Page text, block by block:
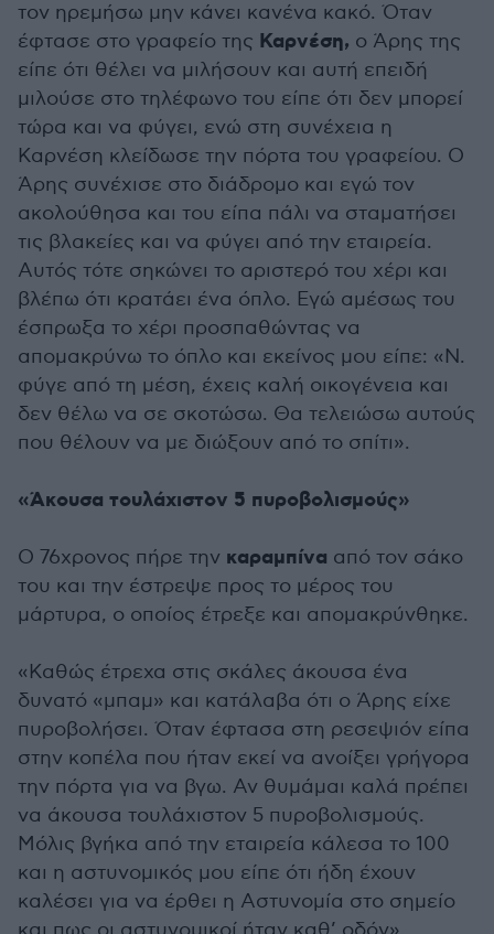
τον ηρεμήσω μην κάνει κανένα κακό. Όταν
έφτασε στο γραφείο της Καρνέση, ο Άρης της
είπε ότι θέλει να μιλήσουν και αυτή επειδή
μιλούσε στο τηλέφωνο του είπε ότι δεν μπορεί
τώρα και να φύγει, ενώ στη συνέχεια η
Καρνέση κλείδωσε την πόρτα του γραφείου. Ο
Άρης συνέχισε στο διάδρομο και εγώ τον
ακολούθησα και του είπα πάλι να σταματήσει
τις βλακείες και να φύγει από την εταιρεία.
Αυτός τότε σηκώνει το αριστερό του χέρι και
βλέπω ότι κρατάει ένα όπλο. Εγώ αμέσως του
έσπρωξα το χέρι προσπαθώντας να
απομακρύνω το όπλο και εκείνος μου είπε: «Ν.
φύγε από τη μέση, έχεις καλή οικογένεια και
δεν θέλω να σε σκοτώσω. Θα τελειώσω αυτούς
που θέλουν να με διώξουν από το σπίτι».
«Άκουσα τουλάχιστον 5 πυροβολισμούς»
Ο 76χρονος πήρε την καραμπίνα από τον σάκο
του και την έστρεψε προς το μέρος του
μάρτυρα, ο οποίος έτρεξε και απομακρύνθηκε.
«Καθώς έτρεχα στις σκάλες άκουσα ένα
δυνατό «μπαμ» και κατάλαβα ότι ο Άρης είχε
πυροβολήσει. Όταν έφτασα στη ρεσεψιόν είπα
στην κοπέλα που ήταν εκεί να ανοίξει γρήγορα
την πόρτα για να βγω. Αν θυμάμαι καλά πρέπει
να άκουσα τουλάχιστον 5 πυροβολισμούς.
Μόλις βγήκα από την εταιρεία κάλεσα το 100
και η αστυνομικός μου είπε ότι ήδη έχουν
καλέσει για να έρθει η Αστυνομία στο σημείο